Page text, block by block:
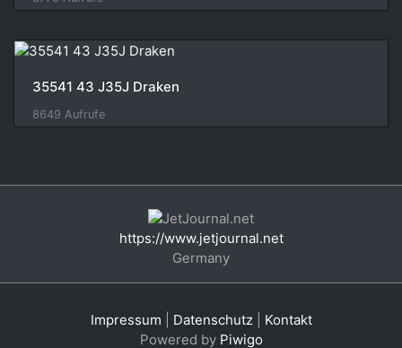
35541 43 J35J Draken
8649 Aufrufe
https://www.jetjournal.net
Germany
Impressum Datenschutz| Kontakt
Powered by Piwigo